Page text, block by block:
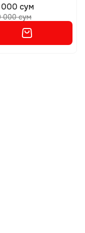
000 сум
000 сум